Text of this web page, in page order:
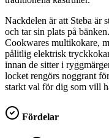
Nackdelen är att Steba är
och tar sin plats på
Cookwares multikokare,
pålitlig elektrisk
innan de sitter i
locket rengörs noggrant
starkt val för dig som vill
Fördelar